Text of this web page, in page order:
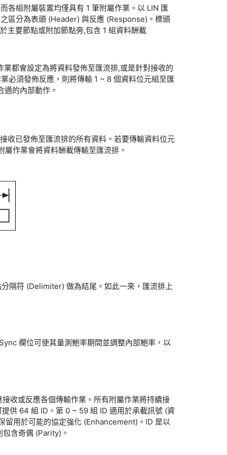
各組附屬裝置均僅具有 1 筆附屬作業。以 LIN 匯
區分為表頭 (Header) 與反應 (Response)。標頭
主要節點或附加節點旁,包含 1 組資料酬載
都會設定為將資料發佈至匯流排,或是針對接收的
必須發佈反應，則將傳輸 1 ~ 8 個資料位元組至匯
的內部動作。
收已發佈至匯流排的所有資料。若要傳輸資料位元
作業會將資料酬載傳輸至匯流排。
隔符 (Delimiter) 做為結尾。如此一來，匯流排上
欄位可使其量測鮑率期間並調整內部鮑率，以
收或反應各個傳輸作業。所有附屬作業將持續接
供 64 組 ID。第 0 ~ 59 組 ID 適用於承載訊號 (資
留用於可能的協定強化 (Enhancement)。ID 是以
含奇偶 (Parity)。